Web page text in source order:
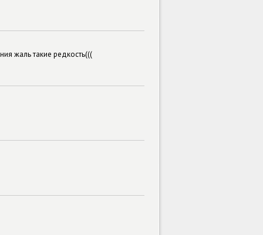
жаль такие редкость(((